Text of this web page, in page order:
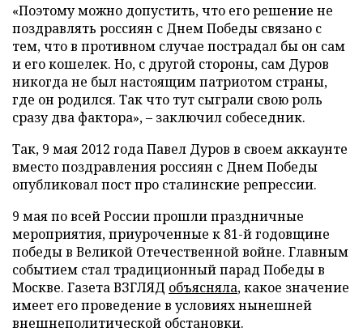
«Поэтому можно допустить, что его решение не
поздравлять россиян с Днем Победы связано с
тем, что в противном случае пострадал бы он сам
и его кошелек. Но, с другой стороны, сам Дуров
никогда не был настоящим патриотом страны,
где он родился. Так что тут сыграли свою роль
сразу два фактора», – заключил собеседник.
Так, 9 мая 2012 года Павел Дуров в своем аккаунте
вместо поздравления россиян с Днем Победы
опубликовал пост про сталинские репрессии.
9 мая по всей России прошли праздничные
мероприятия, приуроченные к 81-й годовщине
победы в Великой Отечественной войне. Главным
событием стал традиционный парад Победы в
Москве. Газета ВЗГЛЯД объясняла, какое значение
имеет его проведение в условиях нынешней
внешнеполитической обстановки.